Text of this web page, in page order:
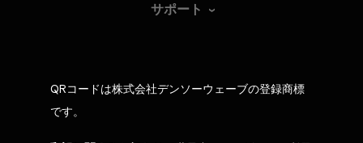
サポート
QRコードは株式会社デンソーウェーブの登録商標
です。